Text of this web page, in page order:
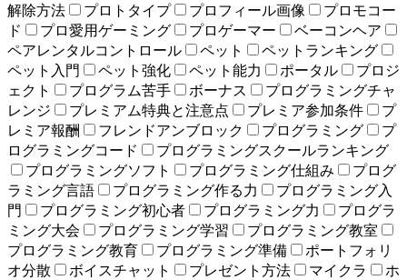
解除方法
プロトタイプ プロフィール画像
プロモコー
ド
プロ愛用ゲーミング プロゲーマー
ベーコンヘア
ペアレンタルコントロール
ペット
ペットランキング
ペット入門
ペット強化 ペット能力 ポータル
プロジ
ェクト
プログラム苦手 ボーナス
プログラミングチャ
レンジ
プレミアム特典と注意点 プレミア参加条件
プ
レミア報酬
フレンドアンブロック プログラミング
プ
ログラミングコード
プログラミングスクールランキング
プログラミングソフト
プログラミング仕組み
プログ
ラミング言語
プログラミング作る力
プログラミング入
門
プログラミング初心者 プログラミング力
プログラ
ミング大会
プログラミング学習
プログラミング教室
プログラミング教育
プログラミング準備
ポートフォリ
オ分散
ボイスチャット プレゼント方法 マイクラ
ホ